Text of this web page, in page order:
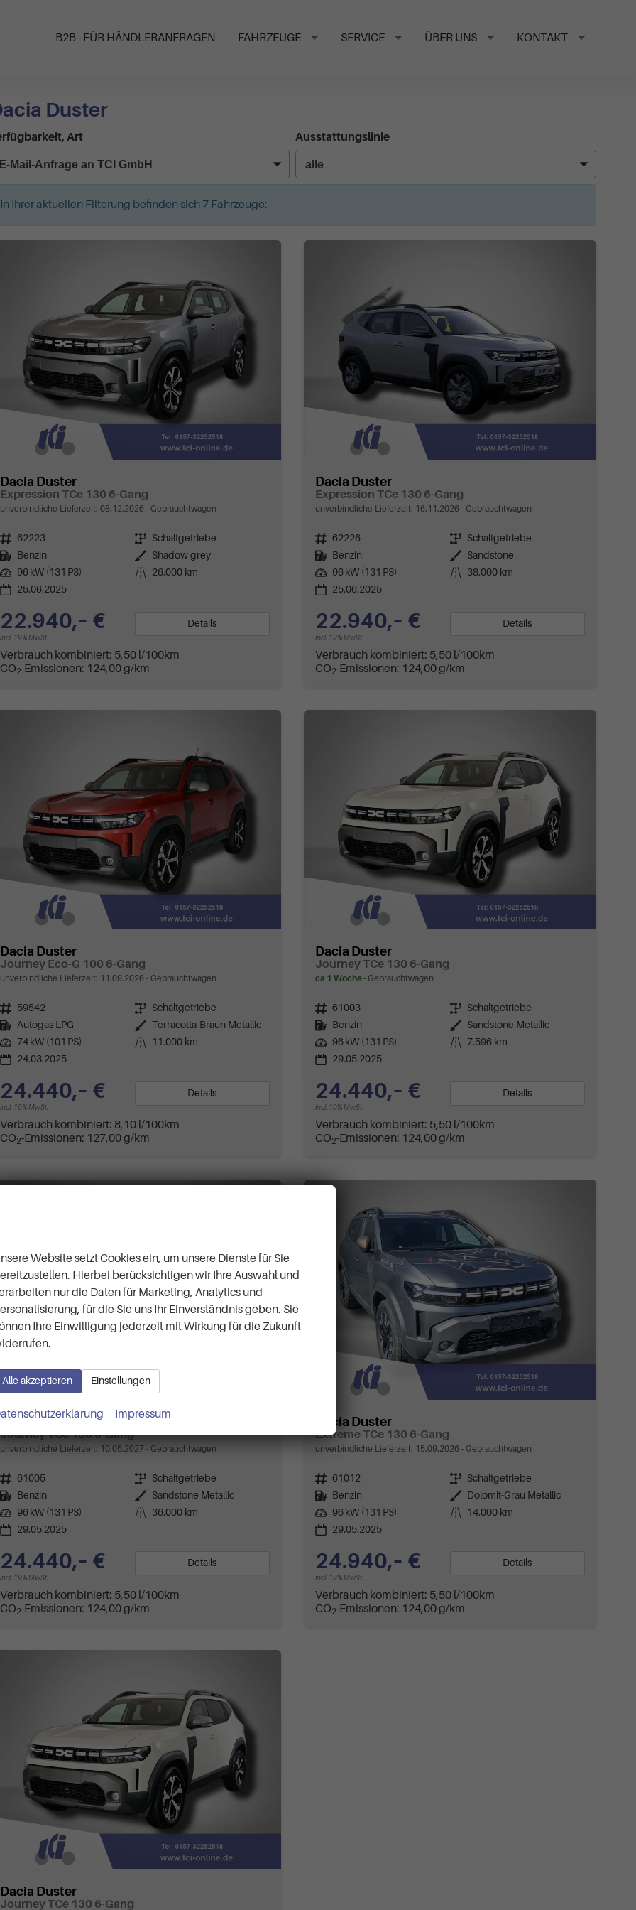
B2B - FÜR HÄNDLERANFRAGEN FAHRZEUGE SERVICE ÜBER UNS KONTAKT
Duster
Art Ausstattungslinie
In Ihrer aktuellen Filterung befinden sich 7Fahrzeuge:
Dacia Duster
Expression TCe 130 6-Gang
unverbindliche Lieferzeit: 08.12.2026 Gebrauchtwagen
Fahrzeugnr. 62223 Getriebe Schaltgetriebe
Kraftstoff
Benzin Außenfarbe
Shadow grey
Leistung 96 kW (131 PS) Kilometerstand
26.000 km
25.06.2025
22.940,– €
incl. 19% MwSt.
Details
Verbrauch kombiniert: 5,50 l/100km
CO2-Emissionen: 124,00 g/km
Dacia Duster
Expression TCe 130 6-Gang
unverbindliche Lieferzeit: 16.11.2026 Gebrauchtwagen
Fahrzeugnr. 62226 Getriebe Schaltgetriebe
Kraftstoff
Benzin Außenfarbe
Sandstone
Leistung 96 kW (131 PS) Kilometerstand
38.000 km
25.06.2025
22.940,– €
incl. 19% MwSt.
Details
Verbrauch kombiniert: 5,50 l/100km
CO2-Emissionen: 124,00 g/km
Dacia Duster
Journey Eco-G 100 6-Gang
unverbindliche Lieferzeit: 11.09.2026 Gebrauchtwagen
Fahrzeugnr. 59542 Getriebe Schaltgetriebe
Kraftstoff Autogas LPG Außenfarbe Terracotta-Braun Metallic
Leistung 74 kW (101 PS) Kilometerstand
11.000 km
24.03.2025
24.440,– €
incl. 19% MwSt.
Details
Verbrauch kombiniert: 8,10 l/100km
CO2-Emissionen: 127,00 g/km
Dacia Duster
Journey TCe 130 6-Gang
ca 1 Woche Gebrauchtwagen
Fahrzeugnr. 61003 Getriebe Schaltgetriebe
Kraftstoff
Benzin Außenfarbe
Sandstone Metallic
Leistung 96 kW (131 PS) Kilometerstand
7.596 km
29.05.2025
24.440,– €
incl. 19% MwSt.
Details
Verbrauch kombiniert: 5,50 l/100km
CO2-Emissionen: 124,00 g/km
Dacia Duster
Journey TCe 130 6-Gang
unverbindliche Lieferzeit: 10.05.2027 Gebrauchtwagen
Fahrzeugnr. 61005 Getriebe Schaltgetriebe
Kraftstoff Benzin Außenfarbe Sandstone Metallic
Leistung 96 kW (131 PS) Kilometerstand
36.000 km
29.05.2025
24.440,– €
incl. 19% MwSt.
Details
Verbrauch kombiniert: 5,50 l/100km
CO2-Emissionen: 124,00 g/km
Dacia Duster
Extreme TCe 130 6-Gang
unverbindliche Lieferzeit: 15.09.2026 Gebrauchtwagen
Fahrzeugnr. 61012 Getriebe Schaltgetriebe
Kraftstoff Benzin Außenfarbe Dolomit-Grau Metallic
Leistung 96 kW (131 PS) Kilometerstand
14.000 km
29.05.2025
24.940,– €
incl. 19% MwSt.
Details
Verbrauch kombiniert: 5,50 l/100km
CO2-Emissionen: 124,00 g/km
Dacia Duster
Journey TCe 130 6-Gang
Website setzt Cookies ein, um unsere Dienste für Sie
Hierbei berücksichtigen wir Ihre Auswahl und
nur die Daten für Marketing, Analytics und
für die Sie uns Ihr Einverständnis geben. Sie
Ihre Einwilligung jederzeit mit Wirkung für die Zukunft
Alle akzeptieren Einstellungen
Impressum